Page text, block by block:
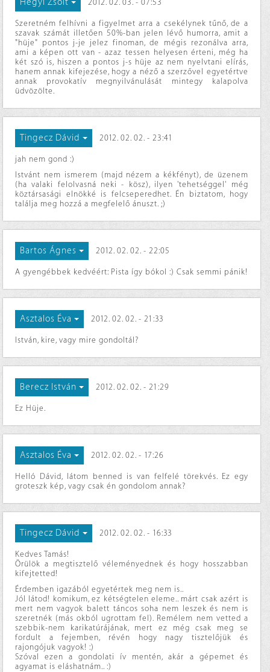
Hegyi Zsolt 2012. 02. 03. - 07:53
Szeretném felhívni a figyelmet arra a csekélynek tűnő, de a
szavak számát illetően 50%-ban jelen lévő humorra, amit a
"hüje" pontos j-je jelez finoman, de mégis rezonálva arra,
ami a képen ott van - azaz tessen helyesen érteni, még ha
két szó is, hiszen a pontos j-s hüje az nem nyelvtani elírás,
hanem annak kifejezése, hogy a néző a szerzővel egyetértve
annak provokatív megnyilvánulását mintegy kalapolva
üdvözölte.
Tingecz Dávid 2012. 02. 02. - 23:41
jah nem gond :)
Istvánt nem ismerem (majd nézem a kékfényt), de üzenem
(ha valaki felolvasná neki - kösz), ilyen 'tehetséggel' még
köztársasági elnökké is felcseperedhet. Én biztatom, hogy
találja meg hozzá a megfelelő ánuszt. ;)
Bartos Ágnes 2012. 02. 02. - 22:05
A gyengébbek kedvéért: Pista így bókol :) Csak semmi pánik!
Asztalos Éva 2012. 02. 02. - 21:33
István, kire, vagy mire gondoltál?
Berecz István 2012. 02. 02. - 21:29
Ez Hüje.
Asztalos Éva 2012. 02. 02. - 17:26
Helló Dávid, látom benned is van felfelé törekvés. Ez egy
groteszk kép, vagy csak én gondolom annak?
Tingecz Dávid 2012. 02. 02. - 16:33
Kedves Tamás!
Örülök a megtisztelő véleményednek és hogy hosszabban
kifejtetted!
Érdemben igazából egyetértek meg nem is..
Jól látod! komikum, ez kétségtelen eleme.. márt csak azért is
mert nem vagyok balett táncos soha nem leszek és nem is
szeretnék (más okból ugrottam fel). Remélem nem vetted a
szebbik-nem karikatúrájának, mert ez még csak meg se
fordult a fejemben, révén hogy nagy tisztelőjük és
rajongójuk vagyok! :)
Szóval ezen a gondolati ív mentén, akár a gépemet és
agyamat is eláshatnám.. :)